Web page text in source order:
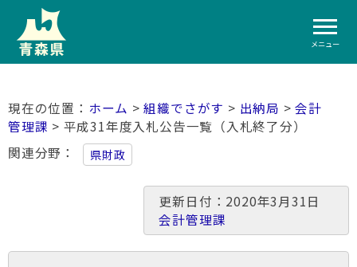
メニュー
ホーム >組織でさがす > 出納局 >会計
管理課 > 平成31年度入札公告一覧（入札終了分）
関連分野
県財政
更新日付：2020年3月31日
会計管理課